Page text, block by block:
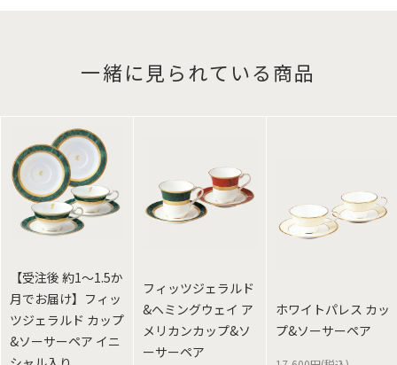
一緒に見られている商品
【受注後 約1～1.5か
月でお届け】フィッ
ツジェラルド カップ
&ソーサーペア イニ
フィッツジェラルド
&ヘミングウェイ ア
メリカンカップ&ソ
ーサーペア
ホワイトパレス カッ
プ&ソーサーペア